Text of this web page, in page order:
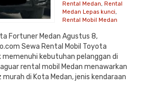
Rental Medan, Rental
Medan Lepas kunci,
Rental Mobil Medan
Fortuner Medan Agustus 8,
Sewa Rental Mobil Toyota
kebutuhan pelanggan di
rental mobil Medan menawarkan
di Kota Medan, jenis kendaraan